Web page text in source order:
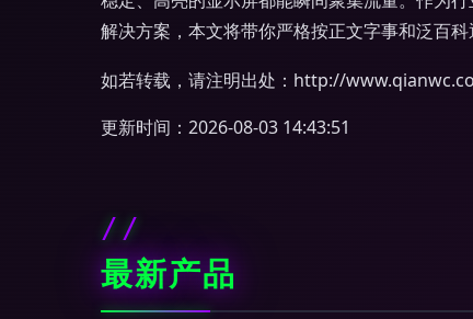
解决方案，本文将带你严格按正文字事和泛百
如若转载，请注明出处：http://
更新时间：2026-08-03 14:43:51
最新产品